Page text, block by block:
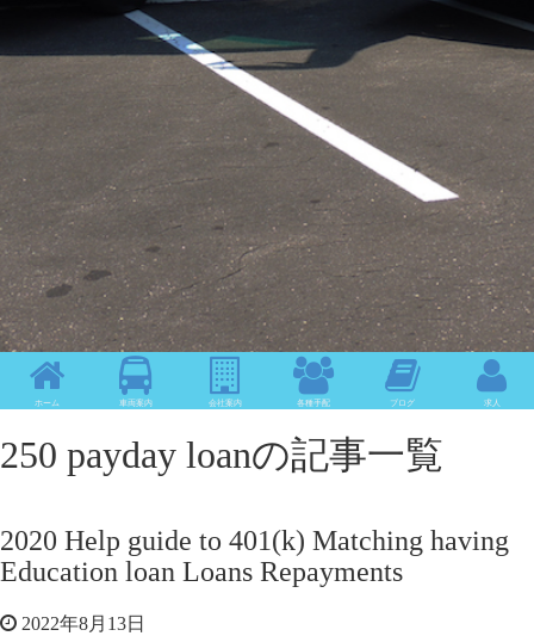
ホーム 車両案内 会社案内 各種手配 ブログ 求人
250 payday loanの記事一覧
2020 Help guide to 401(k) Matching having
Education loan Loans Repayments
2022年8月13日